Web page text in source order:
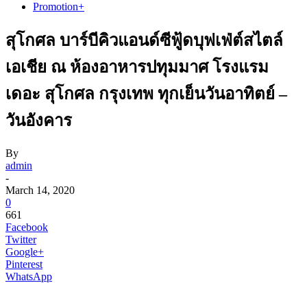
Promotion+
สุโกศล บาร์บีคิวแอนด์ซีฟู้ดบุฟเฟ่ต์สไตล์
เอเชีย ณ ห้องอาหารปทุมมาศ โรงแรม
เดอะ สุโกศล กรุงเทพ ทุกเย็นวันอาทิตย์ –
วันอังคาร
By
admin
-
March 14, 2020
0
661
Facebook
Twitter
Google+
Pinterest
WhatsApp